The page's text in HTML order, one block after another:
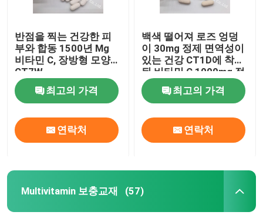
반점을 찍는 건강한 피
부와 합동 1500년 Mg
비타민 C, 장방형 모양
CT7W
최고의 가격
연락처
백색 떨어져 로즈 엉덩
이 30mg 정제 면역성이
있는 건강 CT1D에 착색
된 비타민 C 1000mg 정
제
최고의 가격
연락처
Multivitamin 보충교재 (57)